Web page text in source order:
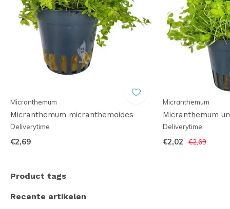
Micranthemum
Micranthemum micranthemoides
Deliverytime
€2,69
Micranthemum
Micranthemum
Deliverytime
€2,02 €2,69
Product tags
Recente artikelen